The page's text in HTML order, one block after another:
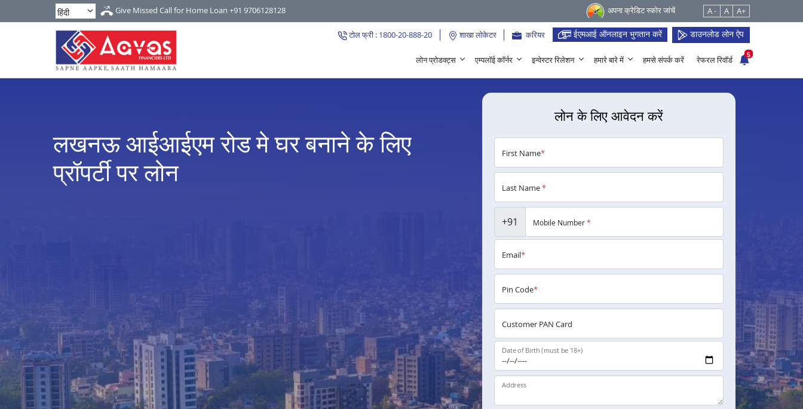
Give Missed Call for Home Loan +91 9706128128 अपना क्रेडिट स्कोर जांचें A - A A+
टोल फ्री : 1800-20-888-20 शाखा लोकेटर करियर ईएमआई ऑनलाइन भुगतान करें डाउनलोड लोन ऐप
लोन प्रोडक्ट्स एम्पलॉई कॉर्नर इन्वेस्टर रिलेशन हमारे बारे में हमसे संपर्क करें रेफरल रिवॉर्ड
5
लखनऊ आईआईएम रोड मे घर बनाने के लिए
प्रॉपर्टी पर लोन
लोन के लिए आवेदन करें
First Name*
Last Name*
+91 Mobile Number*
Email*
Pin Code*
Customer PAN Card
Date of Birth (must be 18+)
Address